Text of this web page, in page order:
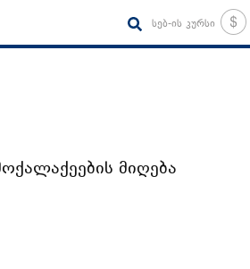
სებ-ის კურსი
მიღება